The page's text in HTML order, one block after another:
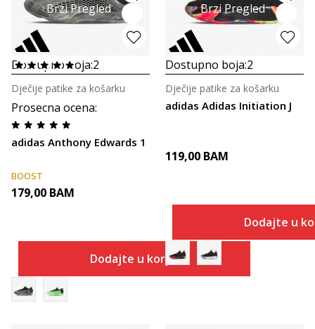
Brzi Pregled
Dostupno boja:2
Prosecna ocena:
adidas Anthony Edwards 1
Dječije patike za košarku
BOOST
179,00 BAM
Dodajte u korpu
Brzi Pregled
Dostupno boja:2
adidas Adidas Initiation J
Dječije patike za košarku
119,00 BAM
Dodajte u